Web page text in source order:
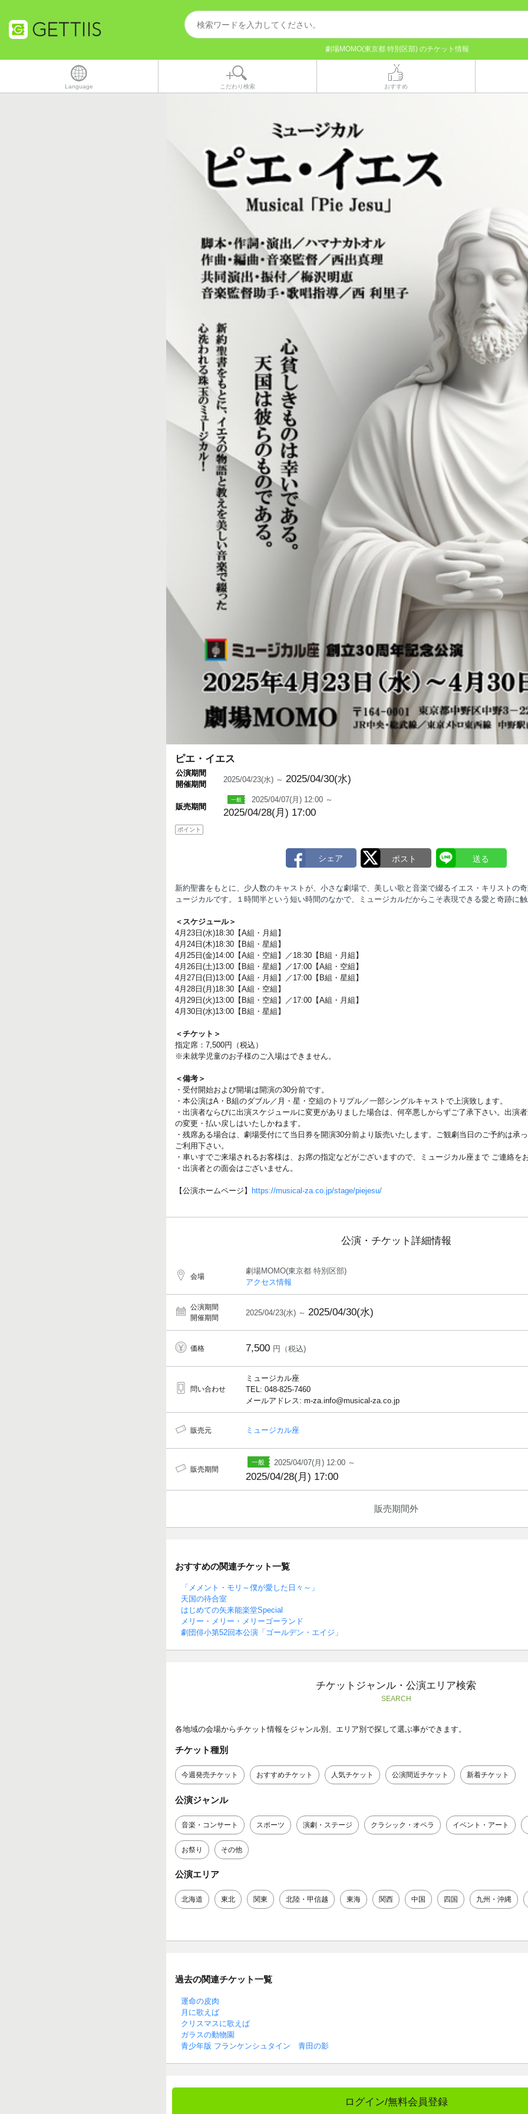
劇場MOMO(東京都 特別区部) のチケット情報
Language こだわり検索 おすすめ
ピエ・イエス
公演期間
開催期間
2025/04/23(水) ～ 2025/04/30(水)
販売期間
2025/04/07(月) 12:00 ～
2025/04/28(月) 17:00
ポイント
新約聖書をもとに、少人数のキャストが、小さな劇場で、美しい歌と音楽で綴るイエス・キリストの
ュージカルです。１時間半という短い時間のなかで、ミュージカルだからこそ表現できる愛と奇跡に触
＜スケジュール＞
4月23日(水)18:30【A組・月組】
4月24日(木)18:30【B組・星組】
4月25日(金)14:00【A組・空組】／18:30【B組・月組】
4月26日(土)13:00【B組・星組】／17:00【A組・空組】
4月27日(日)13:00【A組・月組】／17:00【B組・星組】
4月28日(月)18:30【A組・空組】
4月29日(火)13:00【B組・空組】／17:00【A組・月組】
4月30日(水)13:00【B組・星組】
＜チケット＞
指定席：7,500円（税込）
※未就学児童のお子様のご入場はできません。
＜備考＞
・受付開始および開場は開演の30分前です。
・本公演はA・B組のダブル／月・星・空組のトリプル／一部シングルキャストで上演致します。
・出演者ならびに出演スケジュールに変更がありました場合は、何卒悪しからずご了承下さい。出演
の変更・払い戻しはいたしかねます。
・残席ある場合は、劇場受付にて当日券を開演30分前より販売いたします。ご観劇当日のご予約は承
ご利用下さい。
・車いすでご来場されるお客様は、お席の指定などがございますので、ミュージカル座まで ご連絡を
・出演者との面会はございません。
【公演ホームページ】 https://musical-za.co.jp/stage/piejesu/
公演・チケット詳細情報
会場
劇場MOMO(東京都 特別区部)
アクセス情報
公演期間
開催期間
2025/04/23(水) ～ 2025/04/30(水)
価格 7,500 円（税込)
問い合わせ
ミュージカル座
TEL: 048-825-7460
メールアドレス: m-za.info@musical-za.co.jp
販売元 ミュージカル座
販売期間
2025/04/07(月) 12:00 ～
2025/04/28(月) 17:00
販売期間外
おすすめの関連チケット一覧
「メメント・モリ～僕が愛した日々～」
天国の待合室
はじめての矢来能楽堂Special
メリー・メリー・メリーゴーランド
劇団俳小第52回本公演「ゴールデン・エイジ」
チケットジャンル・公演エリア検索
SEARCH
各地域の会場からチケット情報をジャンル別、エリア別で探して選ぶ事ができます。
チケット種別
今週発売チケット おすすめチケット 人気チケット 公演間近チケット 新着チケット
公演ジャンル
音楽・コンサート スポーツ 演劇・ステージ クラシック・オペラ イベント・アート
お祭り その他
公演エリア
北海道 東北 関東 北陸・甲信越 東海 関西 中国 四国 九州・沖縄
過去の関連チケット一覧
運命の皮肉
月に歌えば
クリスマスに歌えば
ガラスの動物園
青少年版 フランケンシュタイン 青田の影
ログイン/無料会員登録